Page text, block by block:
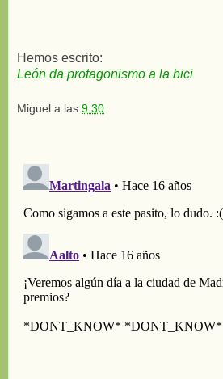
Hemos escrito:
León da protagonismo a la bici
Miguel a las 9:30